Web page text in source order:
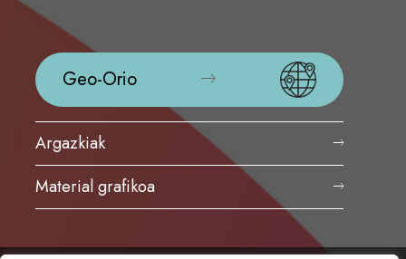
Geo-Orio
Argazkiak
Material grafikoa